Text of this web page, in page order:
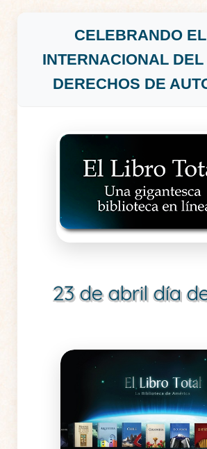
CELEBRANDO
INTERNACIONAL
DERECHOS DE
23 de abril día